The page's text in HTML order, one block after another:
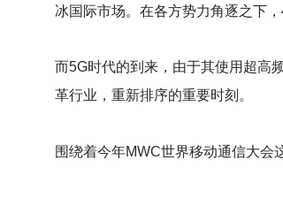
冰国际市场。在各方势力角逐之下
而5G时代的到来，由于其使用超高
革行业，重新排序的重要时刻。
围绕着今年MWC世界移动通信大会